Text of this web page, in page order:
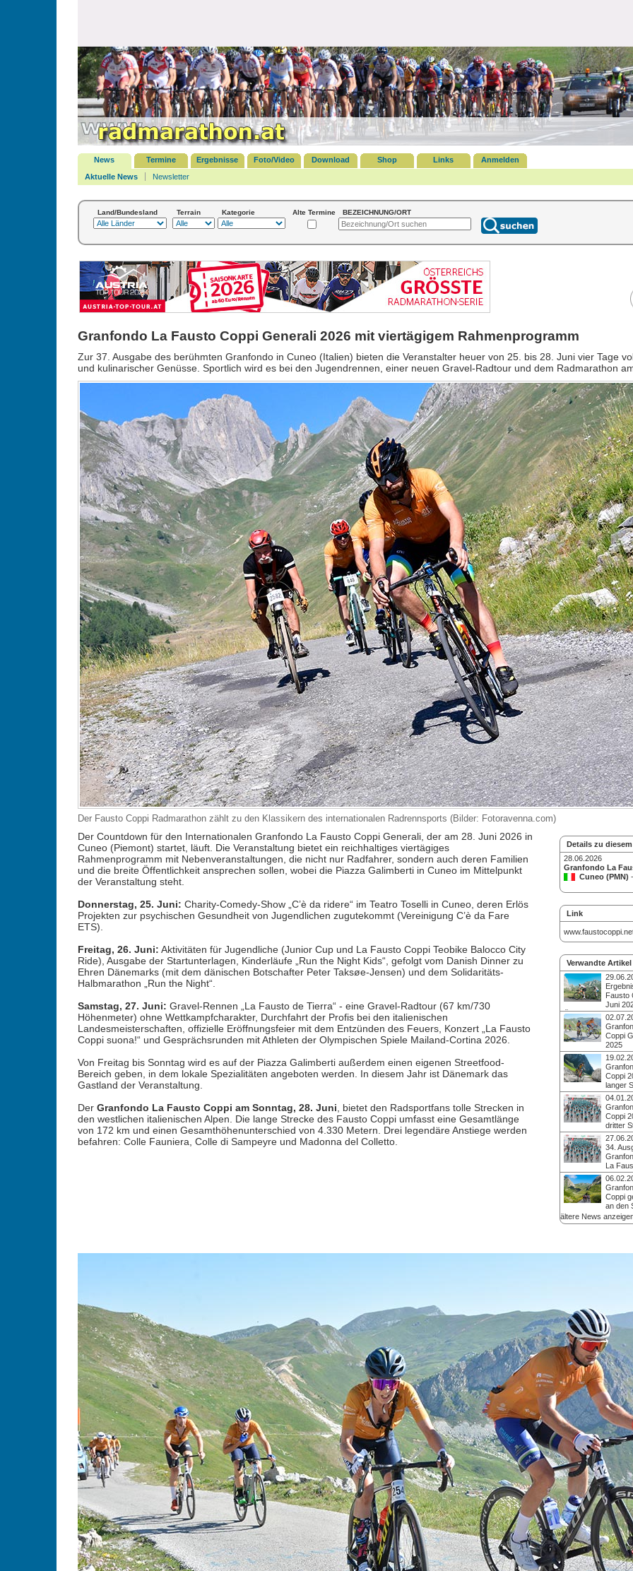
News Termine Ergebnisse Foto/Video Download Shop Links
Anmelden
Aktuelle News
Newsletter
Land/Bundesland Terrain Kategorie Alte Termine BEZEICHNUNG/ORT
Granfondo La Fausto Coppi Generali 2026 mit viertägigem Rahmenprogramm
Zur 37. Ausgabe des berühmten Granfondo in Cuneo (Italien) bieten die Veranstalter heuer von 25. bis 28. Juni vier Tage
und kulinarischer Genüsse. Sportlich wird es bei den Jugendrennen, einer neuen Gravel-Radtour und dem Radmarathon
Der Fausto Coppi Radmarathon zählt zu den Klassikern des internationalen Radrennsports (Bilder: Fotoravenna.com)
Details zu
28.06.2026
Granfondo La
Cuneo (PMN)
Link
Verwandte Artikel
Fausto
Juni
Über 2.200
der 37. Ausgabe
(Piemont, Italien)
Federico Borella
gewannen auf der
172 km / 4.300 hm.
Coppi
2025
Bei der 36.
insgesamt über
aus 42
eingegangen. Über
starteten in Cuneo
auf die drei
Coppi
langer
Die 36. Ausgabe
Granfondo startet
29. Juni 2025, in
Heuer wird die
noch
wieder über den
di Sampeyre
Coppi
dritter
Die 35. Ausgabe
(Piemont) am
bietet neben den
Distanzen die
nicht-kompetitive
Jänner gilt noch die
Startgebühr.
34.
La
Mattio
Am 25. Juni 2023
(Piemont, Italien)
aus 24
zwei
177 Kilometer und
Coppi
an den
Die 34. Ausgabe
Granfondo mit 177
ältere News
Der Countdown für den Internationalen Granfondo La Fausto Coppi Generali, der am 28. Juni 2026 in
Cuneo (Piemont) startet, läuft. Die Veranstaltung bietet ein reichhaltiges viertägiges
Rahmenprogramm mit Nebenveranstaltungen, die nicht nur Radfahrer, sondern auch deren Familien
und die breite Öffentlichkeit ansprechen sollen, wobei die Piazza Galimberti in Cuneo im Mittelpunkt
der Veranstaltung steht.
Donnerstag, 25. Juni: Charity-Comedy-Show „C’è da ridere“ im Teatro Toselli in Cuneo, deren Erlös
Projekten zur psychischen Gesundheit von Jugendlichen zugutekommt (Vereinigung C’è da Fare
ETS).
Freitag, 26. Juni: Aktivitäten für Jugendliche (Junior Cup und La Fausto Coppi Teobike Balocco City
Ride), Ausgabe der Startunterlagen, Kinderläufe „Run the Night Kids“, gefolgt vom Danish Dinner zu
Ehren Dänemarks (mit dem dänischen Botschafter Peter Taksøe-Jensen) und dem Solidaritäts-
Halbmarathon „Run the Night“.
Samstag, 27. Juni: Gravel-Rennen „La Fausto de Tierra“ - eine Gravel-Radtour (67 km/730
Höhenmeter) ohne Wettkampfcharakter, Durchfahrt der Profis bei den italienischen
Landesmeisterschaften, offizielle Eröffnungsfeier mit dem Entzünden des Feuers, Konzert „La Fausto
Coppi suona!“ und Gesprächsrunden mit Athleten der Olympischen Spiele Mailand-Cortina 2026.
Von Freitag bis Sonntag wird es auf der Piazza Galimberti außerdem einen eigenen Streetfood-
Bereich geben, in dem lokale Spezialitäten angeboten werden. In diesem Jahr ist Dänemark das
Gastland der Veranstaltung.
Der Granfondo La Fausto Coppi am Sonntag, 28. Juni , bietet den Radsportfans tolle Strecken in
den westlichen italienischen Alpen. Die lange Strecke des Fausto Coppi umfasst eine Gesamtlänge
von 172 km und einen Gesamthöhenunterschied von 4.330 Metern. Drei legendäre Anstiege werden
befahren: Colle Fauniera, Colle di Sampeyre und Madonna del Colletto.